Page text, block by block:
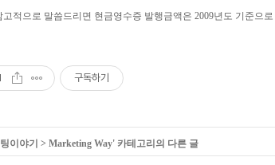
고적으로 말씀드리면 현금영수증 발행금액은 2009년도 기준으
구독하기
이야기 > Marketing Way' 카테고리의 다른 글